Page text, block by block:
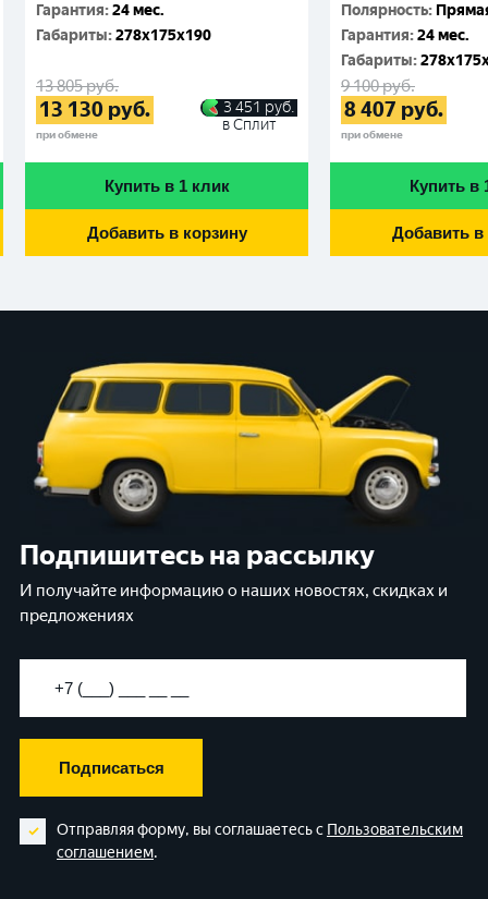
Гарантия:24 мес.
Габариты:278x175x190
13 805руб.
13 130 руб.
при обмене
3 451 руб.
в Сплит
Купить в 1 клик
Добавить в корзину
Полярность:
Гарантия:24 мес.
Габариты:
9 100руб.
8 407 руб.
при обмене
Купить в
Добавить в
Подпишитесь на рассылку
И получайте информацию о наших новостях, скидках и
предложениях
Подписаться
Отправляя форму, вы соглашаетесь с Пользовательским
соглашением.